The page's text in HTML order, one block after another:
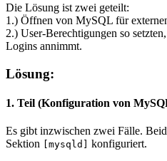
Die Lösung ist zwei geteilt:
1.) Öffnen von MySQL für
2.) User-Berechtigungen so
Logins annimmt.
Lösung:
1. Teil (Konfiguration von
Es gibt inzwischen zwei Fälle.
Sektion
[mysqld]
konfiguriert.